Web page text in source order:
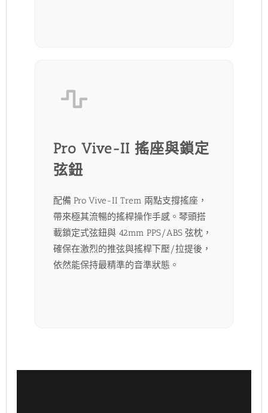
Pro Vive-II 搖座與鎖定
弦鈕
配備 Pro Vive-II Trem 兩點支撐搖座，
帶來極其流暢的搖桿操作手感。琴頭搭
載鎖定式弦鈕與 42mm PPS/ABS 弦枕，
確保在激烈的推弦與搖桿下壓/拉提後，
依然能保持最精準的音準狀態。